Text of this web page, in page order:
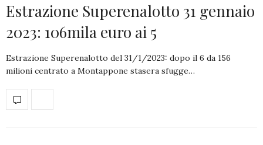
Estrazione Superenalotto 31 gennaio
2023: 106mila euro ai 5
Estrazione Superenalotto del 31/1/2023: dopo il 6 da 156
milioni centrato a Montappone stasera sfugge…